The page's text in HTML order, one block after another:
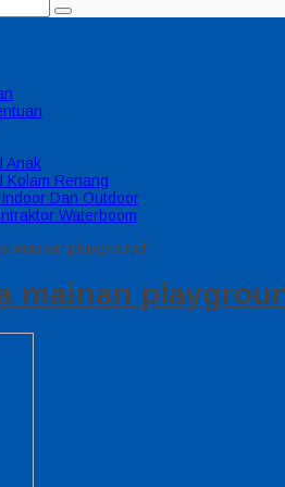
Anak
Kolam Renang
Dan Outdoor
Waterboom
mainan playground"
mainan